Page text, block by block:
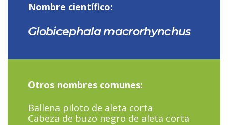
Nombre científico:
Globicephala macrorhynchus
Otros nombres comunes:
Ballena piloto de aleta corta
Cabeza de buzo negro de aleta corta